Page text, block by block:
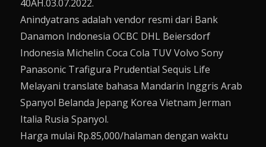
40AH.03.07.2022.
Anindyatrans adalah vendor resmi dari Bank
Danamon Indonesia OCBC DHL Beiersdorf
Indonesia Michelin Coca Cola TUV Volvo Sony
Panasonic Trafigura Prudential Sequis Life
Melayani translate bahasa Mandarin Inggris Arab
Spanyol Belanda Jepang Korea Vietnam Jerman
Italia Rusia Spanyol.
Harga mulai Rp.85,000/halaman dengan waktu